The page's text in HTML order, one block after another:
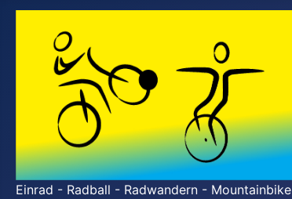
Einrad - Radball - Radwandern - Mountainbike